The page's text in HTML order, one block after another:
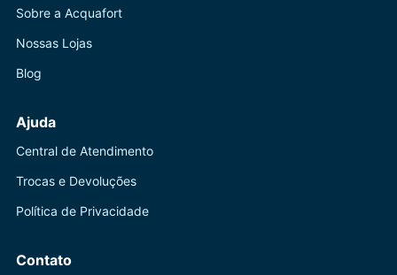
Sobre a Acquafort
Nossas Lojas
Blog
Ajuda
Central de Atendimento
Trocas e Devoluções
Política de Privacidade
Contato